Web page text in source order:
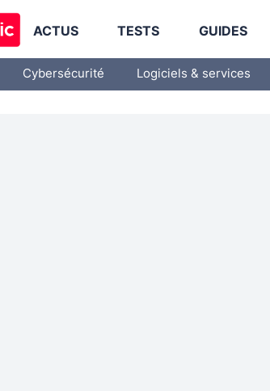
ACTUS TESTS GUIDES
Cybersécurité Logiciels & services